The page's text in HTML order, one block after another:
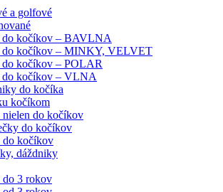
a golfové
do kočíkov – BAVLNA
do kočíkov – MINKY, VELVET
do kočíkov – POLAR
do kočíkov – VLNA
do kočíka
kočíkom
do kočíkov
do kočíkov
kočíkov
dáždniky
3 rokov